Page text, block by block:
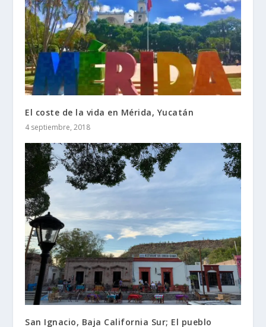
El coste de la vida en Mérida, Yucatán
4 septiembre, 2018
San Ignacio, Baja California Sur; El pueblo